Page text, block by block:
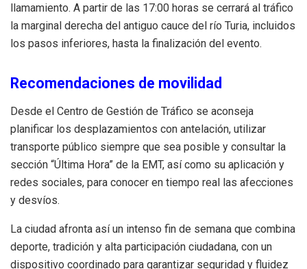
llamamiento. A partir de las 17:00 horas se cerrará al tráfico
la marginal derecha del antiguo cauce del río Turia, incluidos
los pasos inferiores, hasta la finalización del evento.
Recomendaciones de movilidad
Desde el Centro de Gestión de Tráfico se aconseja
planificar los desplazamientos con antelación, utilizar
transporte público siempre que sea posible y consultar la
sección “Última Hora” de la EMT, así como su aplicación y
redes sociales, para conocer en tiempo real las afecciones
y desvíos.
La ciudad afronta así un intenso fin de semana que combina
deporte, tradición y alta participación ciudadana, con un
dispositivo coordinado para garantizar seguridad y fluidez